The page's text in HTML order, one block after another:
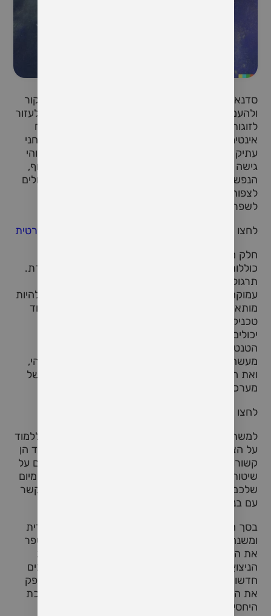
סדנאות טנטרה לזוגות מציעות הזדמנות ייחודית לחקור
ולהעמיק את הקשר בין בני הזוג. סדנאות אלו נועדו לעזור
לזוגות ללמוד דרכים חדשות להתייחס זה לזה ולטפח
אינטימיות, הנאה וחיבור רוחני. טנטרה היא תרגול רוחני
עתיק יומין שמקורו בהודו ומתורגל כבר אלפי שנים. זוהי
גישה הוליסטית לחיים המתמקדת בקישוריות של הגוף,
הנפש והרוח. בסדנת טנטרה לזוגות, המשתתפים יכולים
לצפות ללמוד טכניקות ותרגולים שיכולים לעזור להם
לשפר את הקשר הפיזי והרגשי שלהם עם בן הזוג.
לחצו כאן על מנת לראות פרטים על
סדנת טנטרה פרטית
חלק מהטכניקות שניתן ללמד בסדנת טנטרה לזוגות
כוללות עבודת נשימה, מדיטציה, מגע ותרגילי תקשורת.
תרגולים אלו יכולים לעזור למשתתפים לפתח הבנה
עמוקה יותר של הגוף שלכם ושל בני זוגכם, כמו גם להיות
מותאמים יותר לצרכים ולרצונות של זה. בנוסף ללימוד
טכניקות חדשות, זוגות המשתתפים בסדנת טנטרה
יכולים גם לצפות לקבל הבנה רבה יותר של עקרונות
הטנטרה. עקרונות אלו כוללים את הרעיון שמין הוא
מעשה קדוש שניתן להשתמש בו כדי להתחבר לאלוהי,
ואת האמונה שהנאה ואינטימיות הם היבטים חיוניים של
מערכת יחסים בריאה.
לחצו כאן לפרטים על
למשתתפים בסדנת טנטרה לזוגות יש גם הזדמנות ללמוד
על הצ'אקרות השונות, או מרכזי האנרגיה, בגוף וכיצד הן
קשורות לאנרגיה ולהנאה מינית. בסדנאות לומדים גם על
שיטות טנטרה שונות וכיצד ניתן לשלב אותם בחיי היומיום
שלכם כדי לשפר את הרווחה הכללית שלכם ואת הקשר
עם בני הזוג שלכם.
בסך הכל, סדנאות טנטרה לזוגות מציעות חוויה ייחודית
ומשנה שיכולה לעזור לזוגות להעמיק את הקשר ולשפר
את הזוגיות. בין אם אתם מחפשים להצית מחדש את
הניצוץ במערכת היחסים שלכם או פשוט לחקור דרכים
חדשות להתייחס אחד לשני, סדנת טנטרה יכולה לספק
את הכלים והידע הדרושים לכם כדי לקחת את מערכת
היחסים שלכם לשלב הבא.